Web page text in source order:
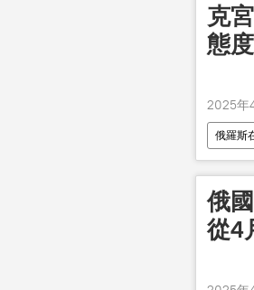
克
態度
2025年
俄羅斯
俄
從4